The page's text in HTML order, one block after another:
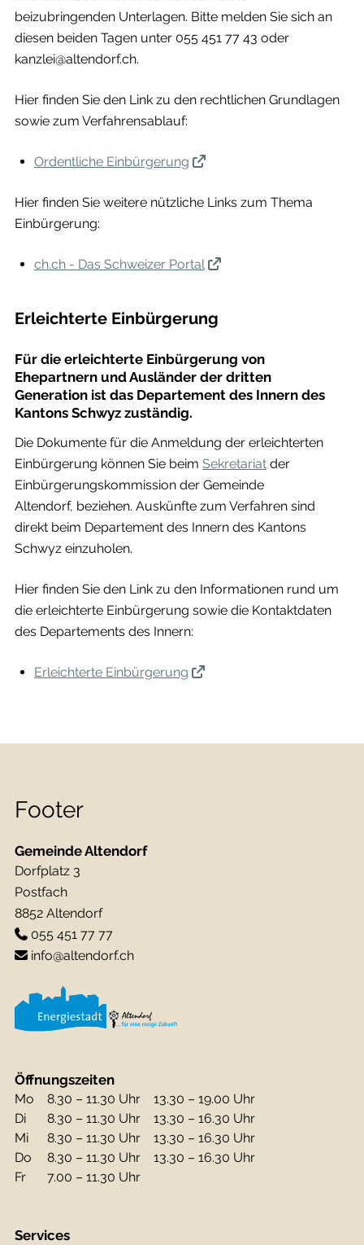
beizubringenden Unterlagen. Bitte melden Sie sich an
diesen beiden Tagen unter 055 451 77 43 oder
kanzlei@altendorf.ch.
Hier finden Sie den Link zu den rechtlichen Grundlagen
sowie zum Verfahrensablauf:
Ordentliche Einbürgerung
Hier finden Sie weitere nützliche Links zum Thema
Einbürgerung:
ch.ch - Das Schweizer Portal
Erleichterte Einbürgerung
Für die erleichterte Einbürgerung von
Ehepartnern und Ausländer der dritten
Generation ist das Departement des Innern des
Kantons Schwyz zuständig.
Die Dokumente für die Anmeldung der erleichterten
Einbürgerung können Sie beim Sekretariatder
Einbürgerungskommission der Gemeinde
Altendorf, beziehen. Auskünfte zum Verfahren sind
direkt beim Departement des Innern des Kantons
Schwyz einzuholen.
Hier finden Sie den Link zu den Informationen rund um
die erleichterte Einbürgerung sowie die Kontaktdaten
des Departements des Innern:
Erleichterte Einbürgerung
Footer
Gemeinde Altendorf
Dorfplatz 3
Postfach
8852 Altendorf
055 451 77 77
info@altendorf.ch
Öffnungszeiten
Mo 8.30 – 11.30 Uhr
13.30 – 19.00 Uhr
Di
8.30 – 11.30 Uhr
13.30 – 16.30 Uhr
Mi
8.30 – 11.30 Uhr
13.30 – 16.30 Uhr
Do
8.30 – 11.30 Uhr
13.30 – 16.30 Uhr
Fr
7.00 – 11.30 Uhr
Services